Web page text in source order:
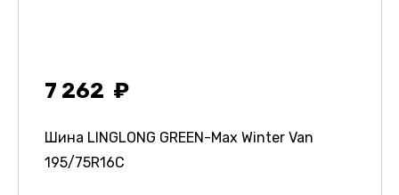
7 262
Шина LINGLONG GREEN-Max Winter Van
195/75R16C